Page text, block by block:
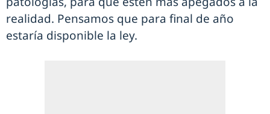
realidad. Pensamos que para final de año
estaría disponible la ley.